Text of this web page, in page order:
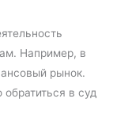
Например, в
рынок.
в суд